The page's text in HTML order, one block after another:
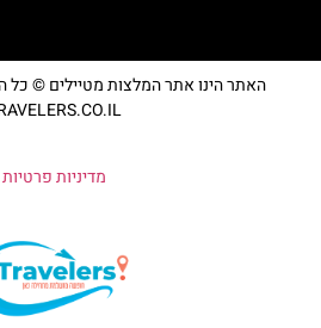
האתר הינו אתר המלצות מטיילים © כל
מדיניות פרטיות